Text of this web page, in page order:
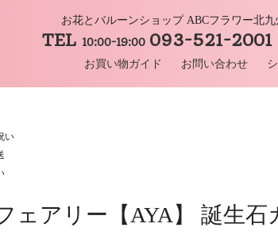
お花とバルーンショップ ABCフラワー北
TEL 10:00-19:00 093-521-2001
お買い物ガイド お問い合わせ
い
ェアリー【AYA】 誕生